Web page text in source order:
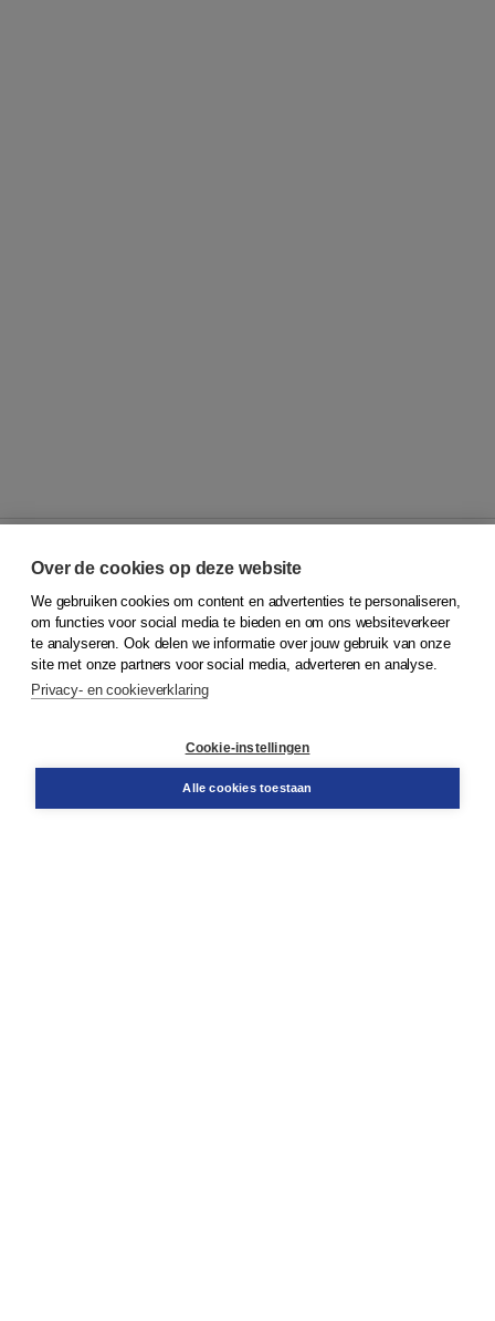
© 2026Koninklijke Boom uitgevers
Klantenservice
Service & informatie
Contact
Over de cookies op deze website
We gebruiken cookies om content en advertenties te personaliseren,
om functies voor social media te bieden en om ons websiteverkeer
te analyseren. Ook delen we informatie over jouw gebruik van onze
site met onze partners voor social media, adverteren en analyse.
Privacy- en cookieverklaring
Cookie-instellingen
Alle cookies toestaan